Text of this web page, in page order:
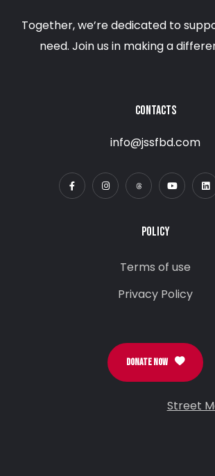
Together, we’re dedicated to
need. Join us in making a
CONTACTS
info@jssfbd.com
POLICY
Terms of use
Privacy Policy
DONATE NOW
Street